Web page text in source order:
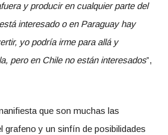
y producir en cualquier parte del
interesado o en Paraguay hay
yo podría irme para allá y
pero en Chile no están interesados”,
que son muchas las
grafeno y un sinfín de posibilidades